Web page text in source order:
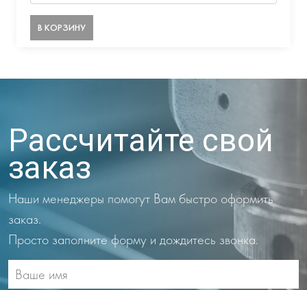
В КОРЗИНУ
Рассчитайте свой
заказ
Наши менеджеры помогут Вам быстро оформить
заказ.
Просто заполните форму и дождитесь звонка.